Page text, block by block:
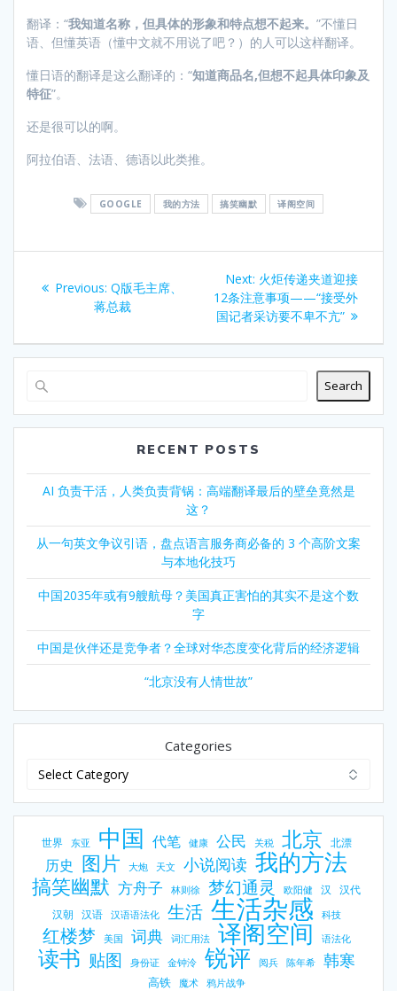
翻译：“我知道名称，但具体的形象和特点想不起来。 ”不懂日
语、但懂英语（懂中文就不用说了吧？）的人可以这样翻译。
懂日语的翻译是这么翻译的：“知道商品名,但想不起具体印象及
特征”。
还是很可以的啊。
阿拉伯语、法语、德语以此类推。
GOOGLE 我的方法 搞笑幽默 译阁空间
navigation
Previous: Previous
post:
Q版毛主席、
蒋总裁
Next: Next
post:
火炬传递夹道迎接
12条注意事项——“接受外
国记者采访要不卑不亢”
Search
RECENT POSTS
AI 负责干活，人类负责背锅：高端翻译最后的壁垒竟然是
这？
从一句英文争议引语，盘点语言服务商必备的 3 个高阶文案
与本地化技巧
中国2035年或有9艘航母？美国真正害怕的其实不是这个数
字
中国是伙伴还是竞争者？全球对华态度变化背后的经济逻辑
“北京没有人情世故”
Categories
世界 东亚 中国 代笔 健康 公民 关税 北京 北漂
历史 图片 大炮 天文 小说阅读 我的方法
搞笑幽默 方舟子 林则徐 梦幻通灵 欧阳健 汉 汉代
汉朝 汉语 汉语语法化 生活 生活杂感 科技
红楼梦 美国 词典 词汇用法 译阁空间 语法化
读书 贴图 身份证 金钟泠 锐评 阅兵 陈年希 韩寒
高铁 魔术 鸦片战争